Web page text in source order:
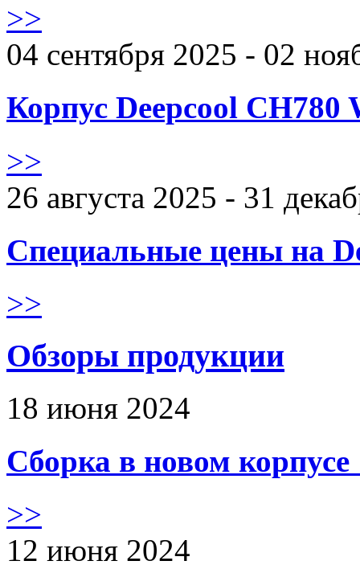
>>
04 сентября 2025 - 02
Корпус Deepcool CH780
>>
26 августа 2025 - 31
Специальные цены на
>>
Обзоры продукции
18 июня 2024
Сборка в новом
>>
12 июня 2024